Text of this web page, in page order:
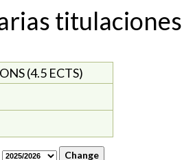
titulaciones
(4.5 ECTS)